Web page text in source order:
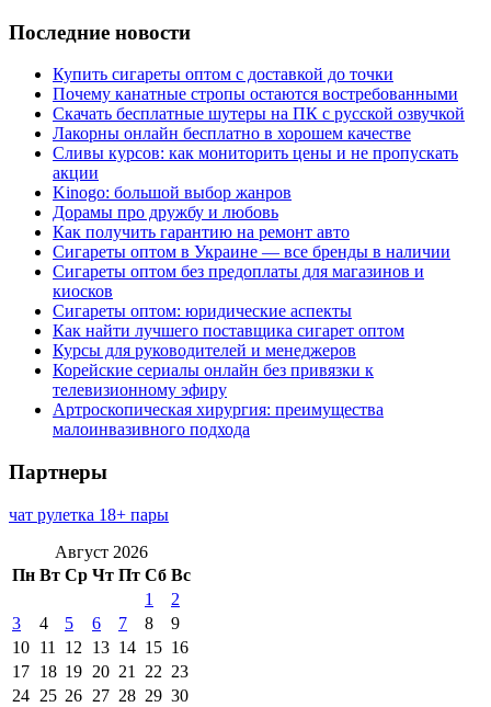
Последние новости
Купить сигареты оптом с доставкой до точки
Почему канатные стропы остаются востребованными
Скачать бесплатные шутеры на ПК с русской озвучкой
Лакорны онлайн бесплатно в хорошем качестве
Сливы курсов: как мониторить цены и не пропускать
акции
Kinogo: большой выбор жанров
Дорамы про дружбу и любовь
Как получить гарантию на ремонт авто
Сигареты оптом в Украине — все бренды в наличии
Сигареты оптом без предоплаты для магазинов и
киосков
Сигареты оптом: юридические аспекты
Как найти лучшего поставщика сигарет оптом
Курсы для руководителей и менеджеров
Корейские сериалы онлайн без привязки к
телевизионному эфиру
Артроскопическая хирургия: преимущества
малоинвазивного подхода
Партнеры
чат рулетка 18+ пары
Август 2026
Пн Вт Ср Чт Пт Сб Вс
1
2
3
4 5 6 7 8
9
10 11 12 13 14 15 16
17 18 19 20 21 22 23
24 25 26 27 28 29 30